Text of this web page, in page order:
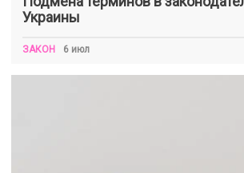
Украины
ЗАКОН 6 июл